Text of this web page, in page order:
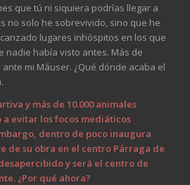
que tú ni siquiera podrías llegar a
no solo he sobrevivido, sino que he
lugares inhóspitos en los que
nadie había visto antes. Más de
ante mi Máuser. ¿Qué dónde acaba el
y más de 10.000 animales
evitar los focos mediáticos
dentro de poco inaugura
de su obra en el centro Párraga de
y será el centro de
¿Por qué ahora?